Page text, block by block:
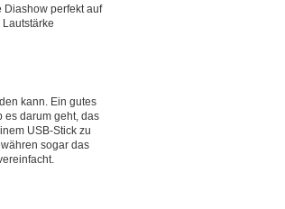
Diashow perfekt auf
kann. Ein gutes
es darum geht, das
USB-Stick zu
sogar das